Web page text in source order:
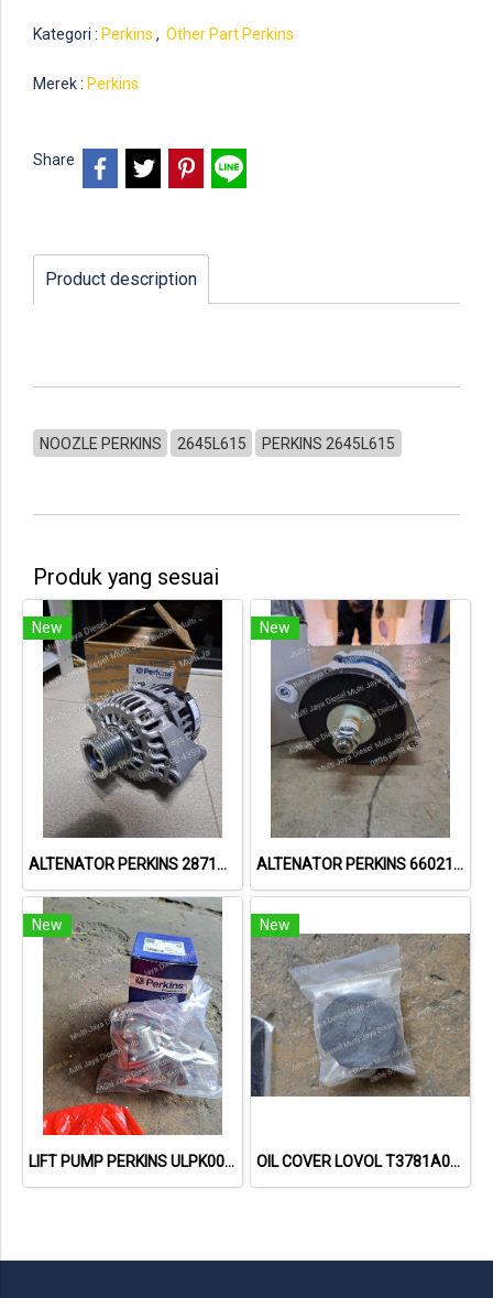
Kategori : Perkins , Other Part Perkins
Merek : Perkins
Share
Product description
NOOZLE PERKINS 2645L615 PERKINS 2645L615
Produk yang sesuai
New
ALTENATOR PERKINS 2871A503
New
ALTENATOR PERKINS 66021507
New
LIFT PUMP PERKINS ULPK0002
New
OIL COVER LOVOL T3781A003